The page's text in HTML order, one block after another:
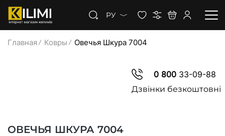
РУ
Главная Ковры Овечья Шкура 7004
0 80033-09-88
Дзвінки безкоштовні
ОВЕЧЬЯ ШКУРА 7004